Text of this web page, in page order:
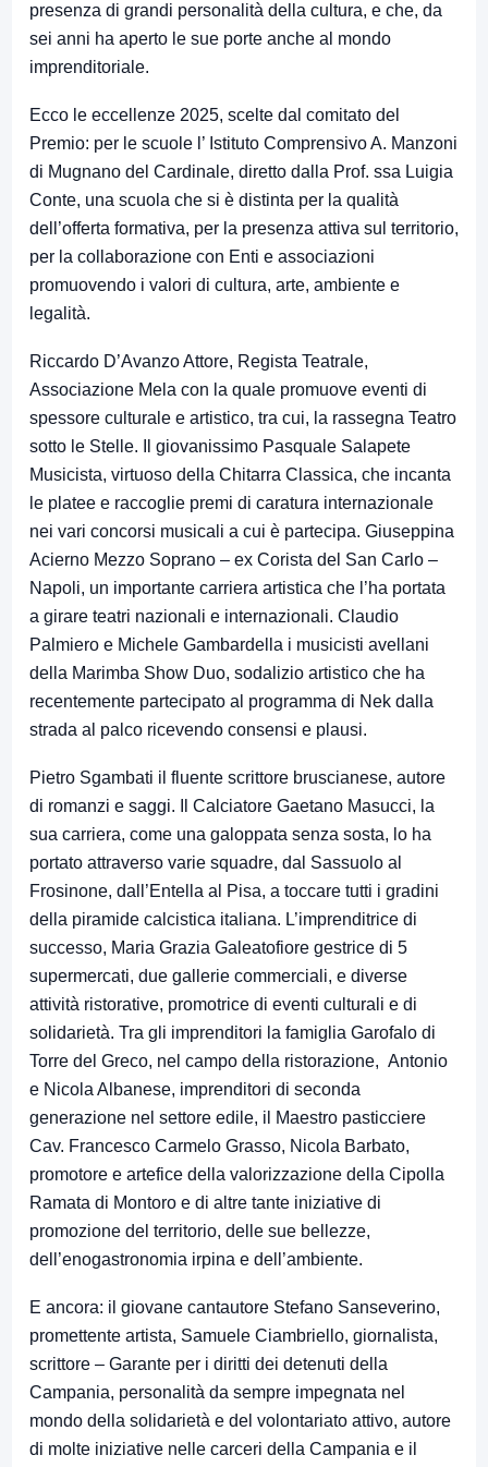
presenza di grandi personalità della cultura, e che, da
sei anni ha aperto le sue porte anche al mondo
imprenditoriale.
Ecco le eccellenze 2025, scelte dal comitato del
Premio: per le scuole l’ Istituto Comprensivo A. Manzoni
di Mugnano del Cardinale, diretto dalla Prof. ssa Luigia
Conte, una scuola che si è distinta per la qualità
dell’offerta formativa, per la presenza attiva sul territorio,
per la collaborazione con Enti e associazioni
promuovendo i valori di cultura, arte, ambiente e
legalità.
Riccardo D’Avanzo Attore, Regista Teatrale,
Associazione Mela con la quale promuove eventi di
spessore culturale e artistico, tra cui, la rassegna Teatro
sotto le Stelle. Il giovanissimo Pasquale Salapete
Musicista, virtuoso della Chitarra Classica, che incanta
le platee e raccoglie premi di caratura internazionale
nei vari concorsi musicali a cui è partecipa. Giuseppina
Acierno Mezzo Soprano – ex Corista del San Carlo –
Napoli, un importante carriera artistica che l’ha portata
a girare teatri nazionali e internazionali. Claudio
Palmiero e Michele Gambardella i musicisti avellani
della Marimba Show Duo, sodalizio artistico che ha
recentemente partecipato al programma di Nek dalla
strada al palco ricevendo consensi e plausi.
Pietro Sgambati il fluente scrittore bruscianese, autore
di romanzi e saggi. Il Calciatore Gaetano Masucci, la
sua carriera, come una galoppata senza sosta, lo ha
portato attraverso varie squadre, dal Sassuolo al
Frosinone, dall’Entella al Pisa, a toccare tutti i gradini
della piramide calcistica italiana. L’imprenditrice di
successo, Maria Grazia Galeatofiore gestrice di 5
supermercati, due gallerie commerciali, e diverse
attività ristorative, promotrice di eventi culturali e di
solidarietà. Tra gli imprenditori la famiglia Garofalo di
Torre del Greco, nel campo della ristorazione, Antonio
e Nicola Albanese, imprenditori di seconda
generazione nel settore edile, il Maestro pasticciere
Cav. Francesco Carmelo Grasso, Nicola Barbato,
promotore e artefice della valorizzazione della Cipolla
Ramata di Montoro e di altre tante iniziative di
promozione del territorio, delle sue bellezze,
dell’enogastronomia irpina e dell’ambiente.
E ancora: il giovane cantautore Stefano Sanseverino,
promettente artista, Samuele Ciambriello, giornalista,
scrittore – Garante per i diritti dei detenuti della
Campania, personalità da sempre impegnata nel
mondo della solidarietà e del volontariato attivo, autore
di molte iniziative nelle carceri della Campania e il